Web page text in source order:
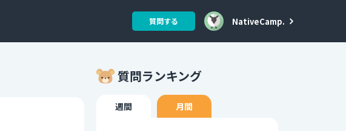
質問する NativeCamp.
質問ランキング
週間 月間